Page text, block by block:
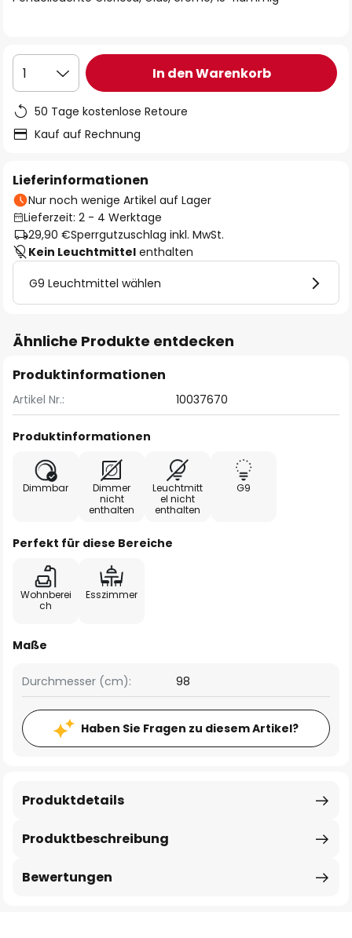
1 In den Warenkorb
50 Tage kostenlose Retoure
Kauf auf Rechnung
Lieferinformationen
Nur noch wenige Artikel auf Lager
Lieferzeit: 2 - 4 Werktage
29,90 €Sperrgutzuschlag inkl. MwSt.
Kein Leuchtmittel enthalten
G9 Leuchtmittel wählen
Ähnliche Produkte entdecken
Produktinformationen
Artikel Nr.: 10037670
Produktinformationen
Dimmbar
Dimmer
nicht
enthalten
Leuchtmitt
el nicht
enthalten
G9
Perfekt für diese Bereiche
Wohnberei
ch
Esszimmer
Maße
Durchmesser (cm): 98
Haben Sie Fragen zu diesem Artikel?
Produktbeschreibung
Produktdetails
Bewertungen